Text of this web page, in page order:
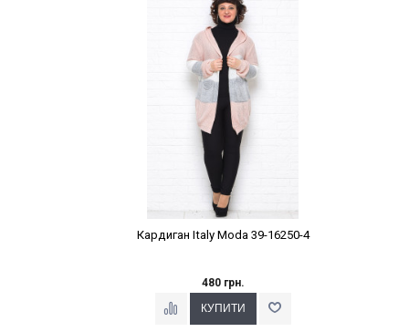
Кардиган Italy Moda 39-16250-4
480 грн.